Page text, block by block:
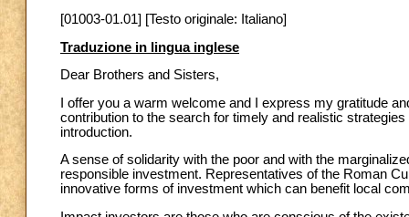
[01003-01.01] [Testo originale: Italiano]
Traduzione in lingua inglese
Dear Brothers and Sisters,
I offer you a warm welcome and I express my gratitude
contribution to the search for timely and realistic
introduction.
A sense of solidarity with the poor and with the
responsible investment. Representatives of the Roman
innovative forms of investment which can benefit local